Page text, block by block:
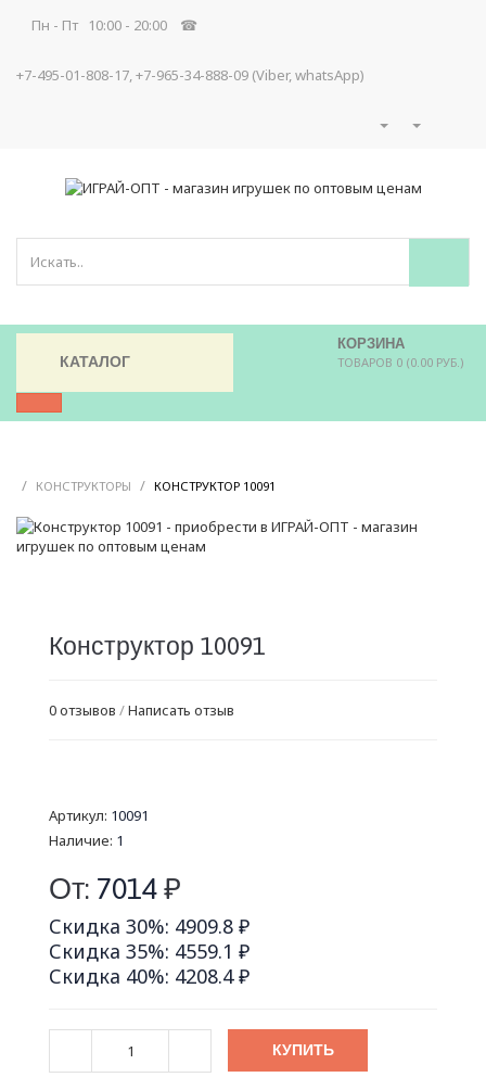
Пн - Пт 10:00 - 20:00 ☎
+7-495-01-808-17, +7-965-34-888-09 (Viber, whatsApp)
КОРЗИНА
ТОВАРОВ 0 (0.00 РУБ.)
КАТАЛОГ
/ КОНСТРУКТОРЫ / КОНСТРУКТОР 10091
Конструктор 10091
0 отзывов /Написать отзыв
Артикул: 10091
Наличие: 1
От: 7014₽
Скидка 30%: 4909.8 ₽
Скидка 35%: 4559.1 ₽
Скидка 40%: 4208.4 ₽
КУПИТЬ